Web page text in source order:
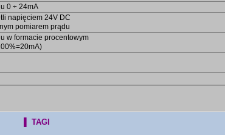
0 ÷ 24mA
napięciem 24V DC
pomiarem prądu
w formacie procentowym
▌ TAGI